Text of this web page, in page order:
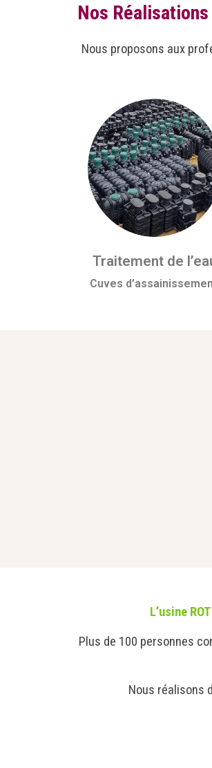
Nos Réalisations
Nous proposons aux
Traitement de
Cuves
L’usine
Plus de 100 personnes
Nous réalisons